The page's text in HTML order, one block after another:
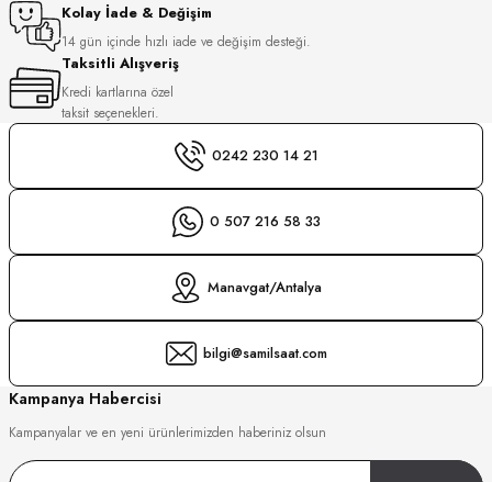
Kolay İade & Değişim
14 gün içinde hızlı iade ve değişim desteği.
Taksitli Alışveriş
Kredi kartlarına özel
taksit seçenekleri.
0242 230 14 21
0 507 216 58 33
Manavgat/Antalya
bilgi@samilsaat.com
Kampanya Habercisi
Kampanyalar ve en yeni ürünlerimizden haberiniz olsun